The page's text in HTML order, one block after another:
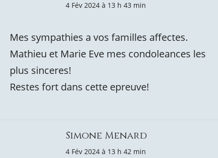
4 Fév 2024 à 13 h 43 min
Mes sympathies a vos familles affectes.
Mathieu et Marie Eve mes condoleances les
plus sinceres!
Restes fort dans cette epreuve!
Simone Menard
4 Fév 2024 à 13 h 42 min